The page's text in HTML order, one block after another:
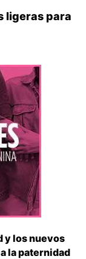
ligeras para
y los nuevos
la paternidad